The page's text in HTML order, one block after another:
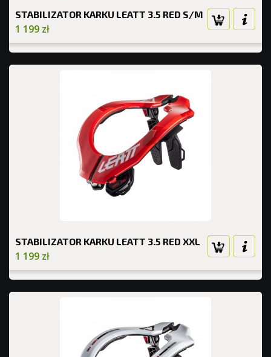
STABILIZATOR KARKU LEATT 3.5 RED S/M
1 199 zł
STABILIZATOR KARKU LEATT 3.5 RED XXL
1 199 zł